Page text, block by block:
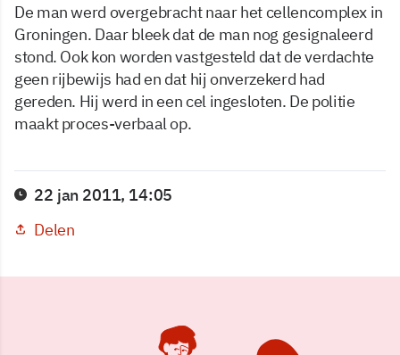
De man werd overgebracht naar het cellencomplex in
Groningen. Daar bleek dat de man nog gesignaleerd
stond. Ook kon worden vastgesteld dat de verdachte
geen rijbewijs had en dat hij onverzekerd had
gereden. Hij werd in een cel ingesloten. De politie
maakt proces-verbaal op.
22 jan 2011, 14:05
Delen